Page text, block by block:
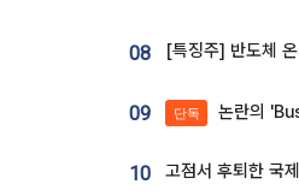
08
09 단독 논란의 'Busan is
10 고점서 후퇴한 국